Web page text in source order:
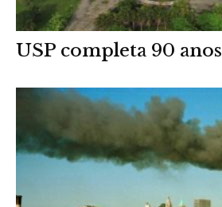
USP completa 90 anos